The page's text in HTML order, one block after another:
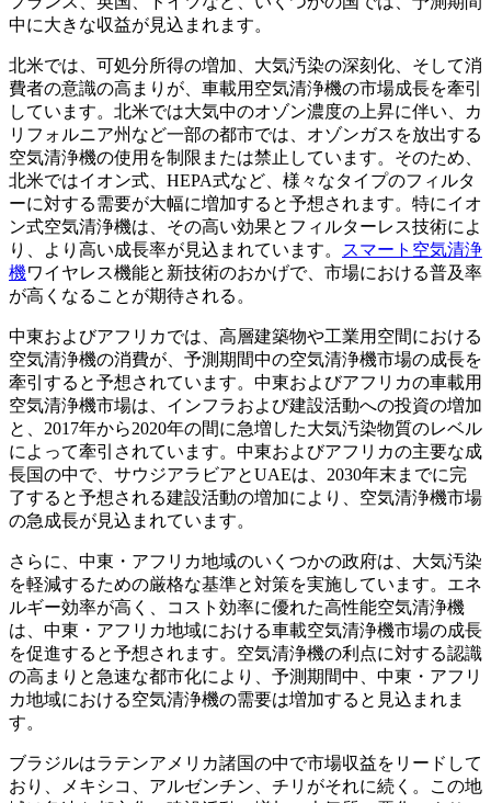
中に大きな収益が見込まれます。
北米では、可処分所得の増加、大気汚染の深刻化、そして消
費者の意識の高まりが、車載用空気清浄機の市場成長を牽引
しています。北米では大気中のオゾン濃度の上昇に伴い、カ
リフォルニア州など一部の都市では、オゾンガスを放出する
空気清浄機の使用を制限または禁止しています。そのため、
北米ではイオン式、HEPA式など、様々なタイプのフィルタ
ーに対する需要が大幅に増加すると予想されます。特にイオ
ン式空気清浄機は、その高い効果とフィルターレス技術によ
り、より高い成長率が見込まれています。
スマート空気清浄
機ワイヤレス機能と新技術のおかげで、市場における普及率
が高くなることが期待される。
中東およびアフリカでは、高層建築物や工業用空間における
空気清浄機の消費が、予測期間中の空気清浄機市場の成長を
牽引すると予想されています。中東およびアフリカの車載用
空気清浄機市場は、インフラおよび建設活動への投資の増加
と、2017年から2020年の間に急増した大気汚染物質のレベル
によって牽引されています。中東およびアフリカの主要な成
長国の中で、サウジアラビアとUAEは、2030年末までに完
了すると予想される建設活動の増加により、空気清浄機市場
の急成長が見込まれています。
さらに、中東・アフリカ地域のいくつかの政府は、大気汚染
を軽減するための厳格な基準と対策を実施しています。エネ
ルギー効率が高く、コスト効率に優れた高性能空気清浄機
は、中東・アフリカ地域における車載空気清浄機市場の成長
を促進すると予想されます。空気清浄機の利点に対する認識
の高まりと急速な都市化により、予測期間中、中東・アフリ
カ地域における空気清浄機の需要は増加すると見込まれま
す。
ブラジルはラテンアメリカ諸国の中で市場収益をリードして
おり、メキシコ、アルゼンチン、チリがそれに続く。この地